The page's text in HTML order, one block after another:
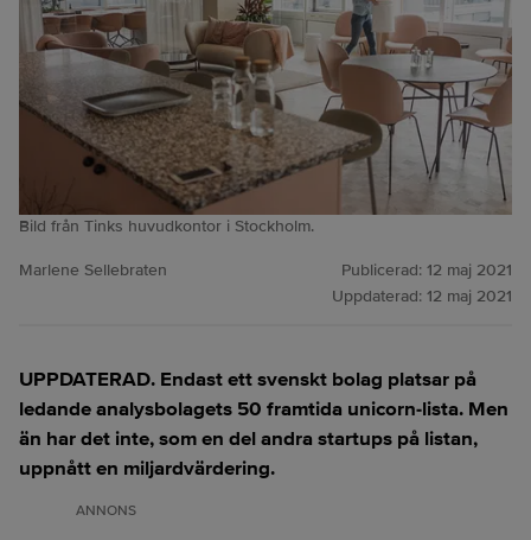
Bild från Tinks huvudkontor i Stockholm.
Marlene Sellebraten Publicerad: 12 maj 2021
Uppdaterad: 12 maj 2021
UPPDATERAD. Endast ett svenskt bolag platsar på
ledande analysbolagets 50 framtida unicorn-lista. Men
än har det inte, som en del andra startups på listan,
uppnått en miljardvärdering.
ANNONS